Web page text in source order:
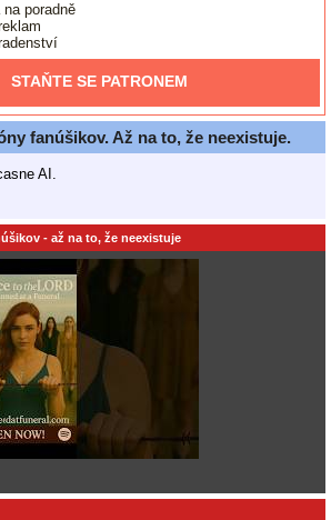
poradně
STAŇTE SE PATRONEM
fanúšikov. Až na to, že neexistuje.
AI.
- až na to, že neexistuje